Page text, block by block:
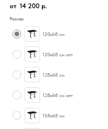
14 200 р.
Размер
120х68 см
120х68 см опт
138х68 см
138х68 см опт
158х68 см